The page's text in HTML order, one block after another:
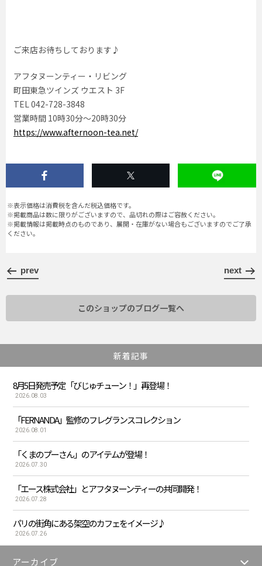
ご来店お待ちしております♪
アフタヌーンティー・リビング
町田東急ツインズ ウエスト 3F
TEL 042-728-3848
営業時間 10時30分〜20時30分
https://www.afternoon-tea.net/
※表示価格は消費税を含んだ税込価格です。
※掲載商品は数に限りがございますので、品切れの際はご容赦ください。
※掲載情報は掲載時点のものであり、展開・在庫がない場合もございますのでご了承
ください。
prev next
このショップのブログ一覧へ
新着記事
8月5日発売予定「びじゅチューン！」再登場！
2026.08.03
「FERNANDA」監修のフレグランスコレクション
2026.08.01
「くまのプーさん」のアイテムが登場！
2026.07.30
「エース株式会社」とアフタヌーンティーの共同開発！
2026.07.28
パリの街角にある架空のカフェをイメージ♪
2026.07.26
アーカイブ